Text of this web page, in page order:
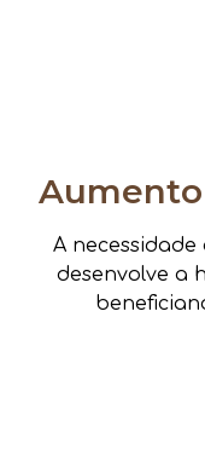
A
desenvolve a